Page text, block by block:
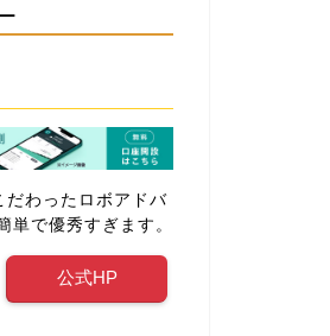
だわったロボアドバ
単で優秀すぎます。
公式HP